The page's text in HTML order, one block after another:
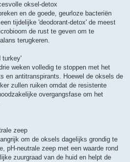
oksel-detox
en de goede, geurloze bacteriën
tijdelijke 'deodorant-detox' de meest
de rust te geven om te
terugkeren.
turkey'
weken volledig te stoppen met het
en antitranspirants. Hoewel de oksels de
zullen ruiken omdat de resistente
overgangsfase om het
zeep
om de oksels dagelijks grondig te
pH-neutrale zeep met een waarde rond
zuurgraad van de huid en helpt de